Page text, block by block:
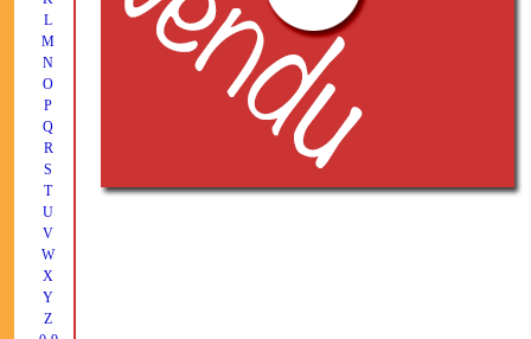
L
M
N
O
P
Q
R
S
T
U
V
W
X
Y
Z